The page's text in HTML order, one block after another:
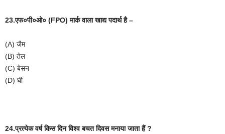
23.एफ०पी०ओ० (FPO)मार्क वाला खाद्य पदार्थ है –
(A) जैम
(B) तेल
(C) बेसन
(D) घी
24.प्रत्येक वर्ष किस दिन विश्व बचत दिवस मनाया जाता हैं ?